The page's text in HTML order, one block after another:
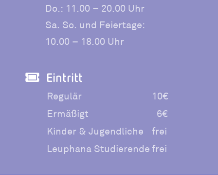
Do.: 11.00 – 20.00 Uhr
Sa. So. und Feiertage:
10.00 – 18.00 Uhr
 Eintritt
Regulär
10€
Ermäßigt
6€
Kinder & Jugendliche
frei
Leuphana Studierende frei